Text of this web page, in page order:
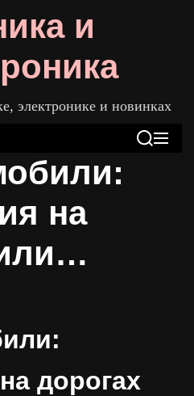
и
электронике и новинках
S
M
на
тренд?
дорогах